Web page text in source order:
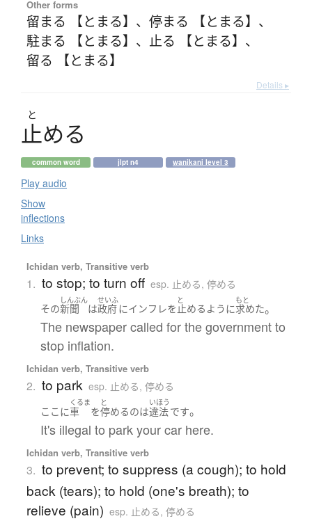
Other forms
留まる 【とまる】 、 停まる 【とまる】 、
駐まる 【とまる】 、 止る 【とまる】 、
留る 【とまる】
Details ▸
と
止める
common word jlpt n4 wanikani level 3
Play audio
Show
inflections
Links
Ichidan verb, Transitive verb
1. to stop; to turn off esp. 止める, 停める
その
しんぶん
新聞 は
せいふ
政府にインフレを
と
止める ように
もと
求めた。
The newspaper called for the government to
stop inflation.
Ichidan verb, Transitive verb
2. to park esp. 止める, 停める
ここ に
くるま
車 を
と
停めるのは
いほう
違法です。
It's illegal to park your car here.
Ichidan verb, Transitive verb
3. to prevent; to suppress (a cough); to hold
back (tears); to hold (one's breath); to
relieve (pain) esp. 止める, 停める